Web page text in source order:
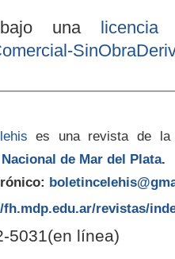
una
es una revista de la
de Mar del Plata.
revistas/
5031(en línea)